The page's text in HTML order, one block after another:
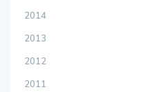
2014
2013
2012
2011